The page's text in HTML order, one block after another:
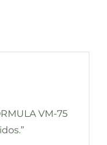
VM-75